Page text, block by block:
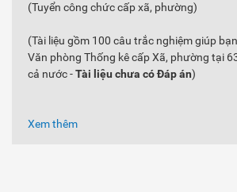
(Tuyển công chức cấp xã, phường)
(Tài liệu gồm 100 câu trắc nghiệm giúp
Văn phòng Thống kê cấp Xã, phường tại
cả nước -Tài liệu chưa có Đáp án)
Xem thêm